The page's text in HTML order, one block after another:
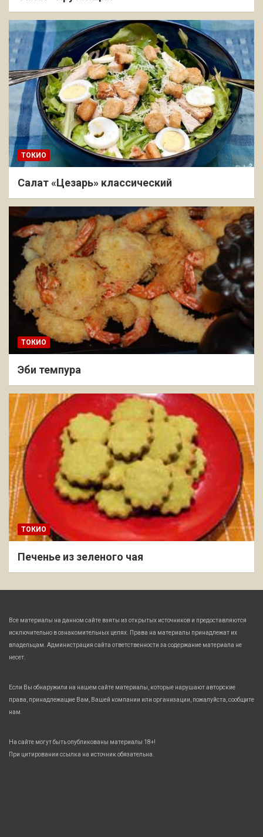
ТОКИО
Салат «Цезарь» классический
ТОКИО
Эби темпура
ТОКИО
Печенье из зеленого чая
Все материалы на данном сайте взяты из открытых источников и предоставляются
исключительно в ознакомительных целях. Права на материалы принадлежат их
владельцам. Администрация сайта ответственности за содержание материала не
несет.
Если Вы обнаружили на нашем сайте материалы, которые нарушают авторские
права, принадлежащие Вам, Вашей компании или организации, пожалуйста, сообщите
нам.
На сайте могут быть опубликованы материалы 18+!
При цитировании ссылка на источник обязательна.